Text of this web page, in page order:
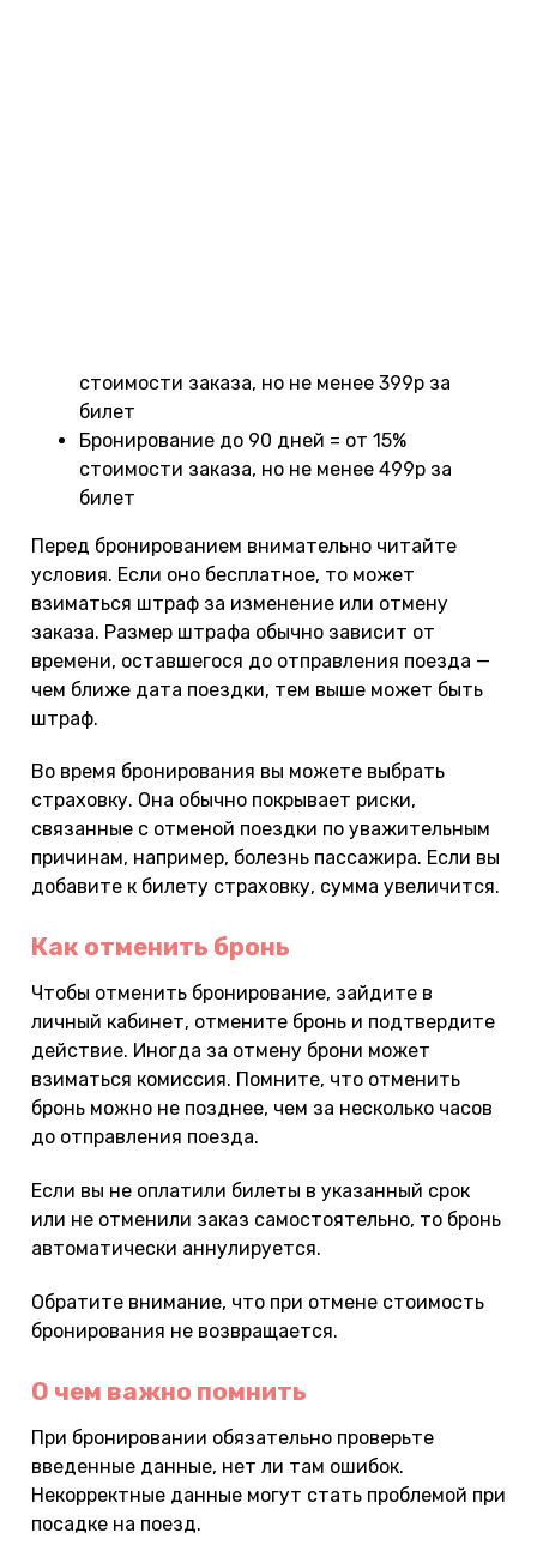
стоимости заказа, но не менее 399р за
билет
Бронирование до 90 дней = от 15%
стоимости заказа, но не менее 499р за
билет
Перед бронированием внимательно читайте
условия. Если оно бесплатное, то может
взиматься штраф за изменение или отмену
заказа. Размер штрафа обычно зависит от
времени, оставшегося до отправления поезда —
чем ближе дата поездки, тем выше может быть
штраф.
Во время бронирования вы можете выбрать
страховку. Она обычно покрывает риски,
связанные с отменой поездки по уважительным
причинам, например, болезнь пассажира. Если вы
добавите к билету страховку, сумма увеличится.
Как отменить бронь
Чтобы отменить бронирование, зайдите в
личный кабинет, отмените бронь и подтвердите
действие. Иногда за отмену брони может
взиматься комиссия. Помните, что отменить
бронь можно не позднее, чем за несколько часов
до отправления поезда.
Если вы не оплатили билеты в указанный срок
или не отменили заказ самостоятельно, то бронь
автоматически аннулируется.
Обратите внимание, что при отмене стоимость
бронирования не возвращается.
О чем важно помнить
При бронировании обязательно проверьте
введенные данные, нет ли там ошибок.
Некорректные данные могут стать проблемой при
посадке на поезд.